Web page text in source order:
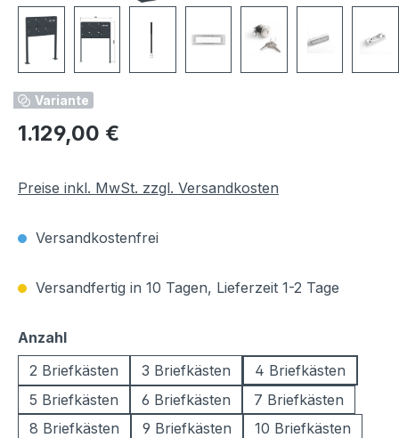
Variante
Regulärer Preis:
1.129,00 €
Preise inkl. MwSt. zzgl. Versandkosten
Versandkostenfrei
Versandfertig in 10 Tagen, Lieferzeit 1-2 Tage
Anzahlauswählen
2 Briefkästen
3 Briefkästen
4 Briefkästen
5 Briefkästen
6 Briefkästen
7 Briefkästen
8 Briefkästen
9 Briefkästen
10 Briefkästen